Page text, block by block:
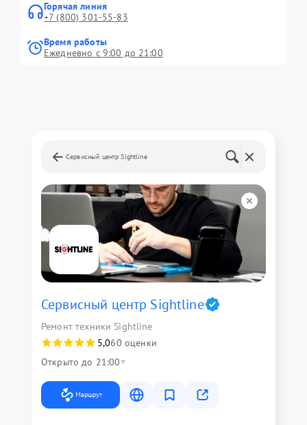
Горячая линия
+7 (800) 301-55-83
Время работы
Ежедневно с 9:00 до 21:00
Сервисный центр Sightline
Сервисный центр Sightline
Ремонт техники Sightline
5,060 оценки
Открыто до 21:00
Маршрут